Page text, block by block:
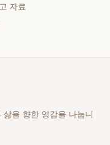
자료
을 향한 영감을 나눕니